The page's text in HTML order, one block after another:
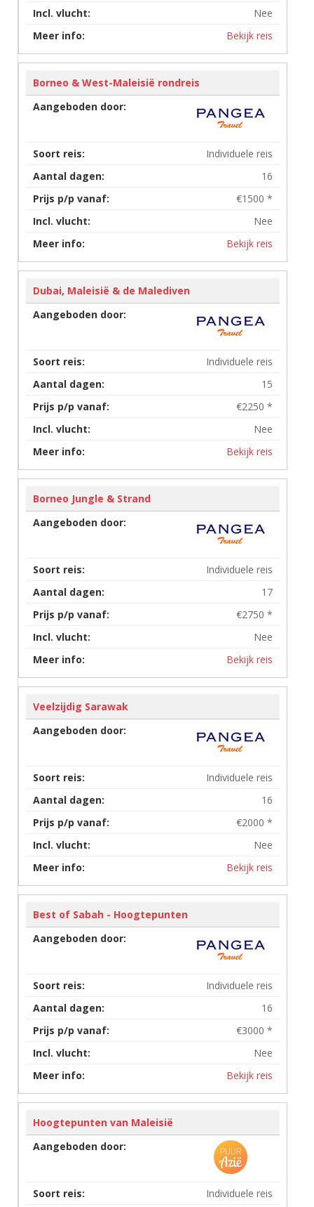
Nee
Bekijk reis
Borneo & West-Maleisië rondreis
Individuele reis
16
€1500 *
Nee
Bekijk reis
Dubai, Maleisië & de Malediven
Individuele reis
15
€2250 *
Nee
Bekijk reis
Borneo Jungle & Strand
Individuele reis
17
€2750 *
Nee
Bekijk reis
Veelzijdig Sarawak
Individuele reis
16
€2000 *
Nee
Bekijk reis
Best of Sabah - Hoogtepunten
Individuele reis
16
€3000 *
Nee
Bekijk reis
Hoogtepunten van Maleisië
Individuele reis